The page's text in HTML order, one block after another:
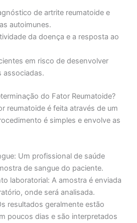
de artrite reumatoide e
autoimunes.
da doença e a resposta ao
em risco de desenvolver
associadas.
do Fator Reumatoide?
reumatoide é feita através de um
é simples e envolve as
Um profissional de saúde
de sangue do paciente.
laboratorial: A amostra é enviada
onde será analisada.
resultados geralmente estão
poucos dias e são interpretados